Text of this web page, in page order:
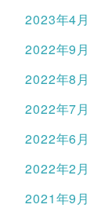
2023年4月
2022年9月
2022年8月
2022年7月
2022年6月
2022年2月
2021年9月